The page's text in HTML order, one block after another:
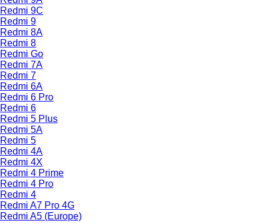
Redmi 9C
Redmi 9
Redmi 8A
Redmi 8
Redmi Go
Redmi 7A
Redmi 7
Redmi 6A
Redmi 6 Pro
Redmi 6
Redmi 5 Plus
Redmi 5A
Redmi 5
Redmi 4A
Redmi 4X
Redmi 4 Prime
Redmi 4 Pro
Redmi 4
Redmi A7 Pro 4G
Redmi A5 (Europe)